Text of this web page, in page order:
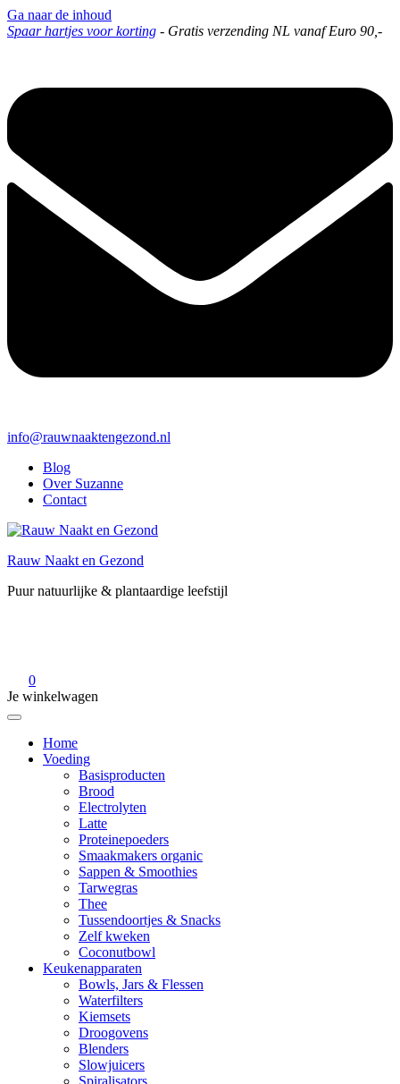
Ga naar de inhoud
Spaar hartjes voor korting - Gratis verzending NL vanaf Euro 90,-
info@rauwnaaktengezond.nl
Blog
Over Suzanne
Contact
Rauw Naakt en Gezond
Puur natuurlijke & plantaardige leefstijl
0
Je winkelwagen
Home
Voeding
Basisproducten
Brood
Electrolyten
Latte
Proteinepoeders
Smaakmakers organic
Sappen & Smoothies
Tarwegras
Thee
Tussendoortjes & Snacks
Zelf kweken
Coconutbowl
Keukenapparaten
Bowls, Jars & Flessen
Waterfilters
Kiemsets
Droogovens
Blenders
Slowjuicers
Spiralisators